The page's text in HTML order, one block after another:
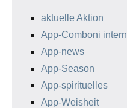
aktuelle Aktion
App-Comboni intern
App-news
App-Season
App-spirituelles
App-Weisheit